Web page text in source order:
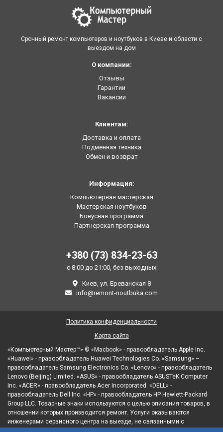
Срочный ремонт компьютеров и ноутбуков в Киеве и области с
выездом на дом
О компании:
Отзывы
Гарантии
Вакансии
Клиентам:
Доставка и оплата
Подменная техника
Обмен и возврат
Информация:
Компьютерная мастерская
Мастерская ноутбуков
Бонусная программа
Партнерская программа
+380 (73) 834-23-63
с 8:00 до 21:00, без выходных
Киев, ул. Ереванская 8
info@remont-noutbuka.com
«Компьютерный Мастер™» © «Macbook» - правообладатель Apple Inc.
«Huawei» - правообладатель Huawei Technologies Co. «Samsung» –
правообладатель Samsung Electronics Co. «Lenovo» - правообладатель
Lenovo (Beijing) Limited. «ASUS» - правообладатель ASUSTeK Computer
Inc. «ACER» - правообладатель Acer Incorporated. «DELL» -
правообладатель Dell Inc. «HP» - правообладатель HP Hewlett-Packard
Group LLC. Товарные знаки используются с целью описания товаров, в
отношении которых производится ремонт. Услуги оказываются
инженерами сервисного центра на выезде, не связанными с
Политика конфиденциальности
Карта сайта